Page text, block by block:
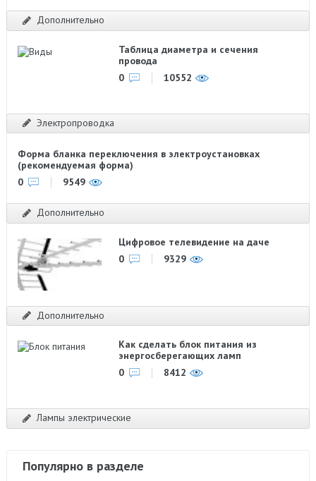
Дополнительно
Таблица диаметра и сечения
провода
0
10552
Электропроводка
Форма бланка переключения в электроустановках
(рекомендуемая форма)
0
9549
Дополнительно
Цифровое телевидение на даче
0
9329
Дополнительно
Как сделать блок питания из
энергосберегающих ламп
0
8412
Лампы электрические
Популярно в разделе